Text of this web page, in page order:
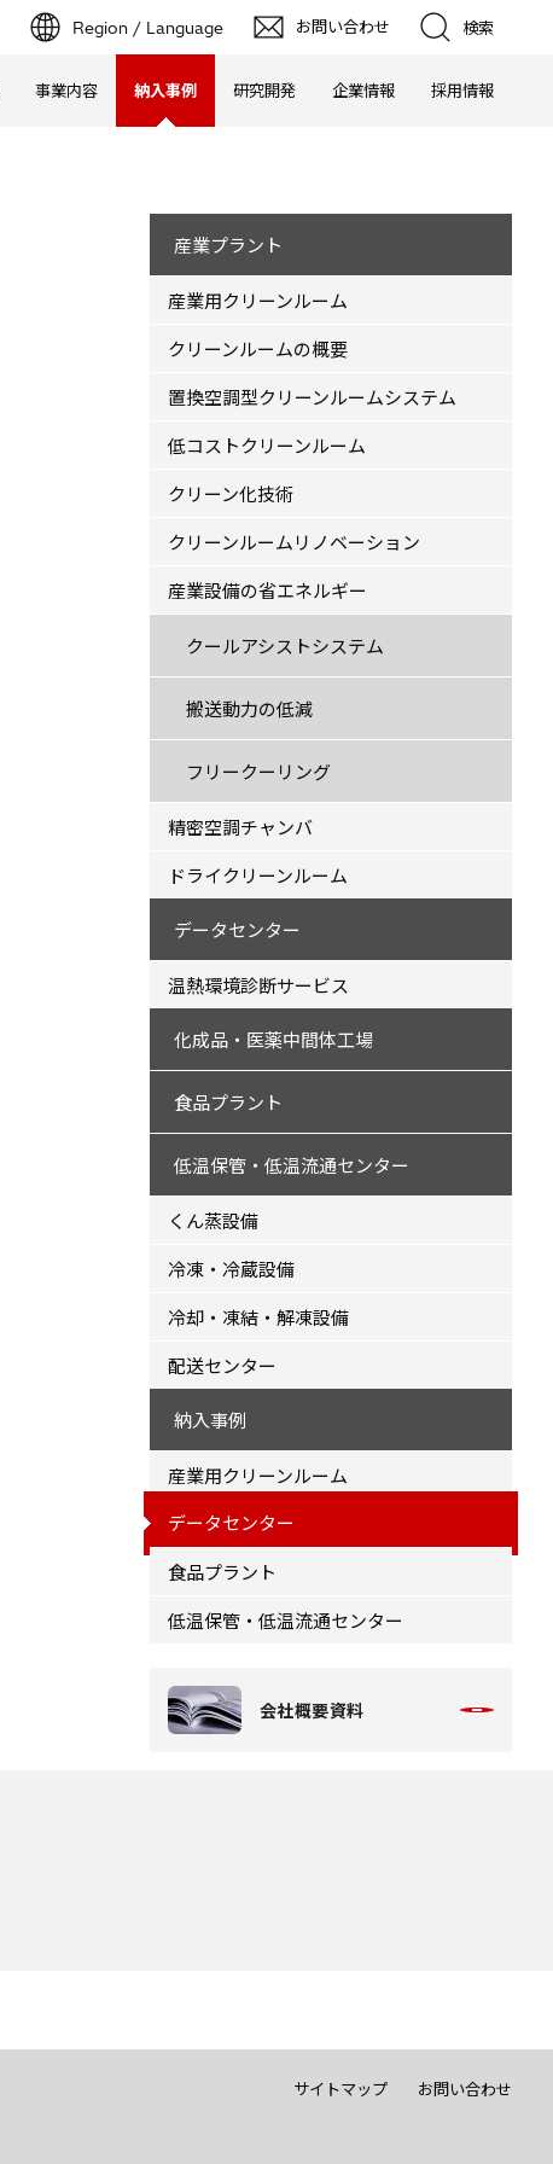
Region / Language お問い合わせ 検索
事業内容 納入事例 研究開発 企業情報 採用情報
産業プラント
産業用クリーンルーム
クリーンルームの概要
置換空調型クリーンルームシステム
低コストクリーンルーム
クリーン化技術
クリーンルームリノベーション
産業設備の省エネルギー
クールアシストシステム
搬送動力の低減
フリークーリング
精密空調チャンバ
ドライクリーンルーム
データセンター
温熱環境診断サービス
化成品・医薬中間体工場
食品プラント
低温保管・低温流通センター
くん蒸設備
冷凍・冷蔵設備
冷却・凍結・解凍設備
配送センター
納入事例
産業用クリーンルーム
データセンター
食品プラント
低温保管・低温流通センター
会社概要資料
サイトマップ お問い合わせ